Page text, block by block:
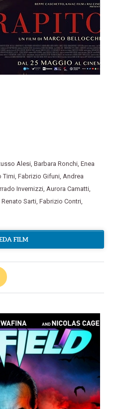
Alesi, Barbara Ronchi, Enea
Timi, Fabrizio Gifuni, Andrea
Invernizzi, Aurora Camatti,
Renato Sarti, Fabrizio Contri,
FILM